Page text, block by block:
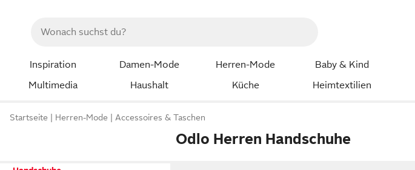
Inspiration Damen-Mode Herren-Mode Baby & Kind
Multimedia
Haushalt Küche Heimtextilien
Startseite Herren-Mode Accessoires & Taschen
Odlo Herren Handschuhe